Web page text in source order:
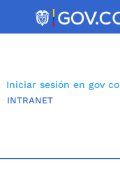
Iniciar sesión en gov co
INTRANET